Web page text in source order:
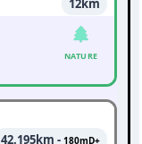
12km
NATURE
42.195km - 180mD+